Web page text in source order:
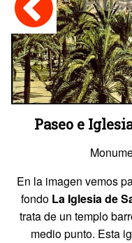
Paseo e
En la imagen vemos
fondo La Iglesia de
trata de un templo
medio punto. Esta